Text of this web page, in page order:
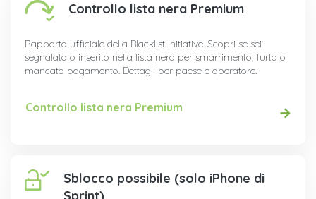
Controllo lista nera Premium
Rapporto ufficiale della Blacklist Initiative. Scopri se sei
segnalato o inserito nella lista nera per smarrimento, furto o
mancato pagamento. Dettagli per paese e operatore.
Controllo lista nera Premium
Sblocco possibile (solo iPhone di